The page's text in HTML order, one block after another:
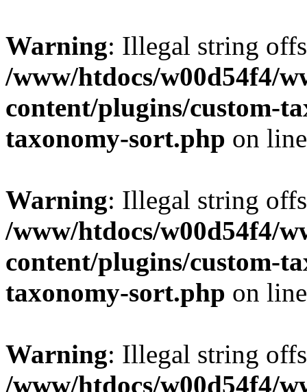
Warning: Illegal string
/www/htdocs/w00d54f4/
content/plugins/custom-
taxonomy-sort.php on
Warning: Illegal string
/www/htdocs/w00d54f4/
content/plugins/custom-
taxonomy-sort.php on
Warning: Illegal string
/www/htdocs/w00d54f4/